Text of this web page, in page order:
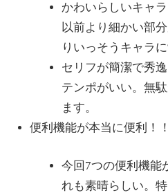
かわいらしいキャ
以前より細かい部
りいっそうキャラ
セリフが簡潔で秀
テンポがいい。無
ます。
便利機能が本当に便利！！
今回7つの便利機能
れも素晴らしい。